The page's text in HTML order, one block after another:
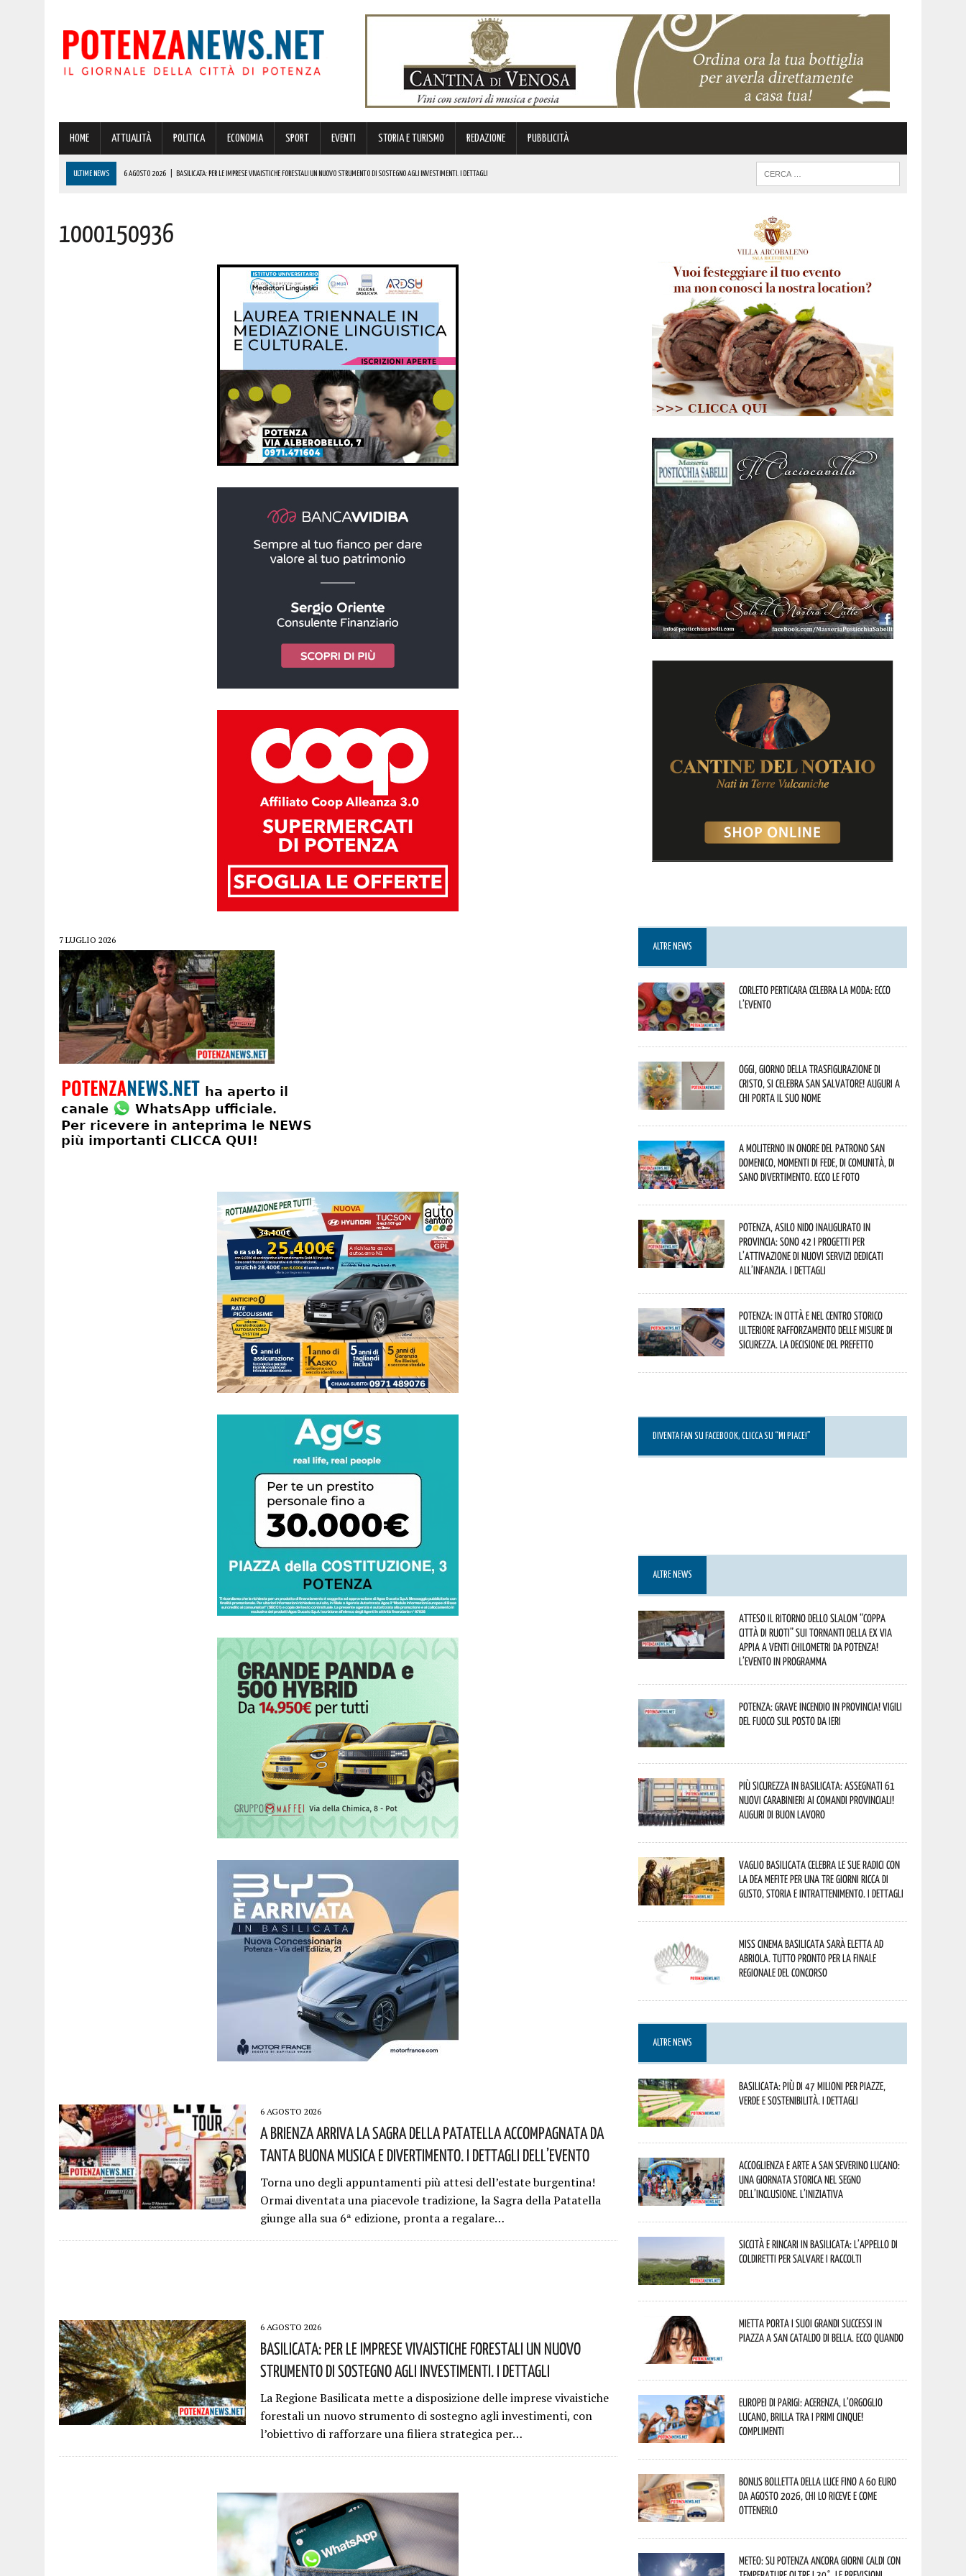
HOME ATTUALITÀ POLITICA ECONOMIA SPORT EVENTI STORIA E TURISMO REDAZIONE PUBBLICITÀ
ULTIME NEWS 6 AGOSTO 2026 BASILICATA: PER LE IMPRESE VIVAISTICHE FORESTALI UN NUOVO STRUMENTO DI SOSTEGNO AGLI INVESTIMENTI. I DETTAGLI
6 AGOSTO 2026 | POTENZA, PER IL GRAVE INCENDIO IN PROVINCIA CARABINIERI FORESTALI DENUNCIANO UN 63ENNE. I DETTAGLI
A BRIENZA ARRIVA LA SAGRA DELLA PATATELLA ACCOMPAGNATA DA TANTA BUONA MUSICA E DIVERTIMENTO. I DETTAGLI DELL’EVENTO
1000150936
7 LUGLIO 2026
6 AGOSTO 2026
A Brienza Arriva La Sagra Della Patatella Accompagnata Da
Tanta Buona Musica E Divertimento. I Dettagli Dell’evento
Torna uno degli appuntamenti più attesi dell’estate burgentina!
Ormai diventata una piacevole tradizione, la Sagra della Patatella
giunge alla sua 6ª edizione, pronta a regalare…
6 AGOSTO 2026
Basilicata: Per Le Imprese Vivaistiche Forestali Un Nuovo
Strumento Di Sostegno Agli Investimenti. I Dettagli
La Regione Basilicata mette a disposizione delle imprese vivaistiche
forestali un nuovo strumento di sostegno agli investimenti, con
l’obiettivo di rafforzare una filiera strategica per…
ALTRE NEWS
Corleto Perticara celebra la moda: ecco
l’evento
Oggi, giorno della Trasfigurazione di
Cristo, si celebra San Salvatore! Auguri a
chi porta il suo nome
A Moliterno in onore del Patrono San
Domenico, momenti di fede, di comunità, di
sano divertimento. Ecco le foto
Potenza, asilo nido inaugurato in
provincia: sono 42 i progetti per
l’attivazione di nuovi servizi dedicati
all’infanzia. I dettagli
Potenza: in città e nel centro storico
ulteriore rafforzamento delle misure di
sicurezza. La decisione del Prefetto
DIVENTA FAN SU FACEBOOK, CLICCA SU “MI PIACE!”
ALTRE NEWS
Atteso il ritorno dello slalom “Coppa
Città di Ruoti” sui tornanti della ex via
Appia a venti chilometri da Potenza!
L’evento in programma
Potenza: grave incendio in Provincia! Vigili
del fuoco sul posto da ieri
Più sicurezza in Basilicata: assegnati 61
nuovi Carabinieri ai Comandi provinciali!
Auguri di buon lavoro
Vaglio Basilicata celebra le sue radici con
la Dea Mefite per una tre giorni ricca di
gusto, storia e intrattenimento. I dettagli
Miss Cinema Basilicata sarà eletta ad
Abriola. Tutto pronto per la finale
regionale del concorso
ALTRE NEWS
Basilicata: più di 47 milioni per piazze,
verde e sostenibilità. I dettagli
Accoglienza e arte a San Severino Lucano:
una giornata storica nel segno
dell’inclusione. L’iniziativa
Siccità e rincari in Basilicata: l’appello di
Coldiretti per salvare i raccolti
Mietta porta i suoi grandi successi in
piazza a San Cataldo di Bella. Ecco quando
Europei di Parigi: Acerenza, l’orgoglio
lucano, brilla tra i primi cinque!
Complimenti
Bonus bolletta della luce fino a 60 euro
da agosto 2026, chi lo riceve e come
ottenerlo
Meteo: su Potenza ancora giorni caldi con